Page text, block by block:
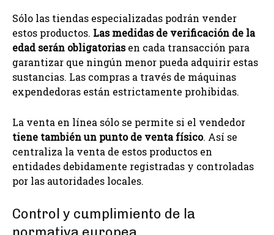
Sólo las tiendas especializadas podrán vender
estos productos. Las medidas de verificación de la
edad serán obligatoriasen cada transacción para
garantizar que ningún menor pueda adquirir estas
sustancias. Las compras a través de máquinas
expendedoras están estrictamente prohibidas.
La venta en línea sólo se permite si el vendedor
tiene también un punto de venta físico. Así se
centraliza la venta de estos productos en
entidades debidamente registradas y controladas
por las autoridades locales.
Control y cumplimiento de la